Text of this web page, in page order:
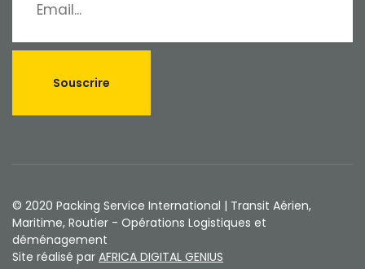
© 2020 Packing Service International | Transit Aérien,
Maritime, Routier - Opérations Logistiques et
déménagement
Site réalisé par AFRICA DIGITAL GENIUS